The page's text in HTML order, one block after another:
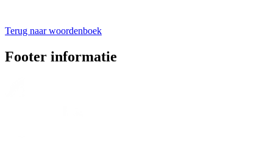
Terug naar woordenboek
Footer informatie